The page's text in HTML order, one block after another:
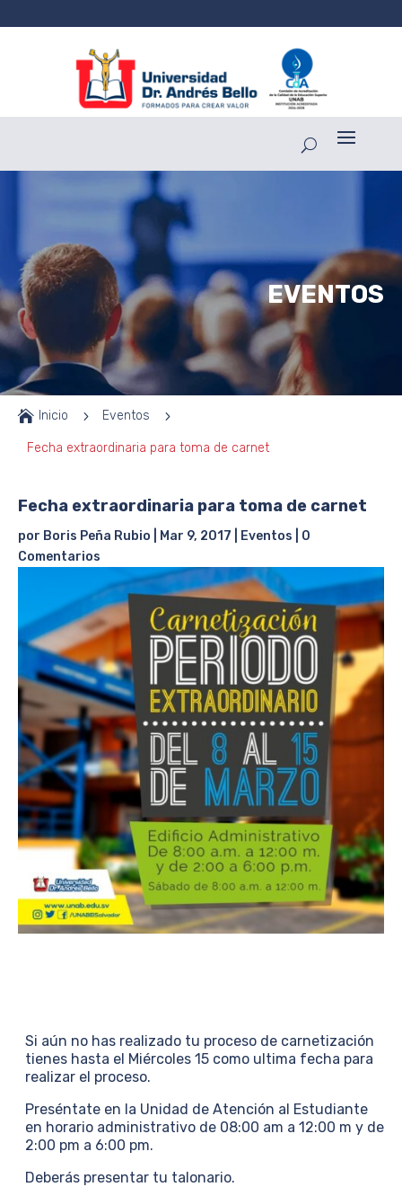
EVENTOS
 Inicio 5 Eventos 5
Fecha extraordinaria para toma de carnet
Fecha extraordinaria para toma de carnet
por Boris Peña Rubio Mar 9, 2017 Eventos
0
Comentarios
Si aún no has realizado tu proceso de carnetización
tienes hasta el Miércoles 15 como ultima fecha para
realizar el proceso.
Preséntate en la Unidad de Atención al Estudiante
en horario administrativo de 08:00 am a 12:00 m y de
2:00 pm a 6:00 pm.
Deberás presentar tu talonario.